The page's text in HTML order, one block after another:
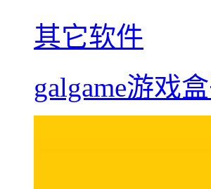
其它软件
galgame游戏